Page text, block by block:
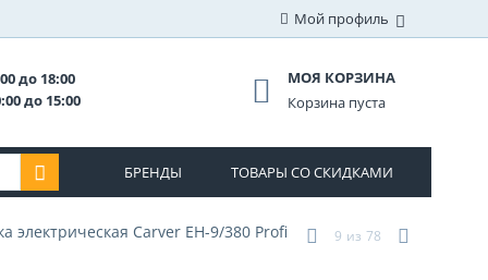
Мой профиль
до 18:00
до 15:00
МОЯ КОРЗИНА
Корзина пуста
БРЕНДЫ ТОВАРЫ СО СКИДКАМИ
электрическая Carver EH-9/380 Profi 9 из 78